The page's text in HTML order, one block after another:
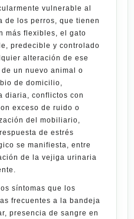
vulnerable al
de los perros, que tienen
más flexibles, el gato
predecible y controlado
alteración de ese
un nuevo animal o
de domicilio,
diaria, conflictos con
exceso de ruido o
del mobiliario,
de estrés
se manifiesta, entre
de la vejiga urinaria
síntomas que los
frecuentes a la bandeja
presencia de sangre en